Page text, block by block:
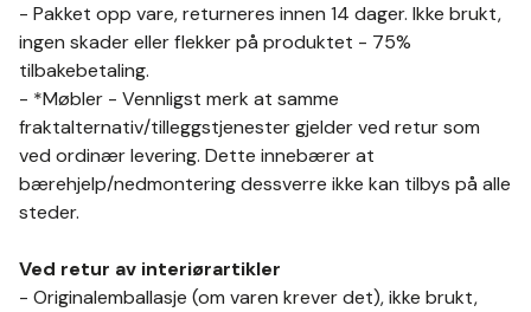
- Pakket opp vare, returneres innen 14 dager. Ikke brukt,
ingen skader eller flekker på produktet - 75%
tilbakebetaling.
- *Møbler - Vennligst merk at samme
fraktalternativ/tilleggstjenester gjelder ved retur som
ved ordinær levering. Dette innebærer at
bærehjelp/nedmontering dessverre ikke kan tilbys på alle
steder.
Ved retur av interiørartikler
- Originalemballasje (om varen krever det), ikke brukt,